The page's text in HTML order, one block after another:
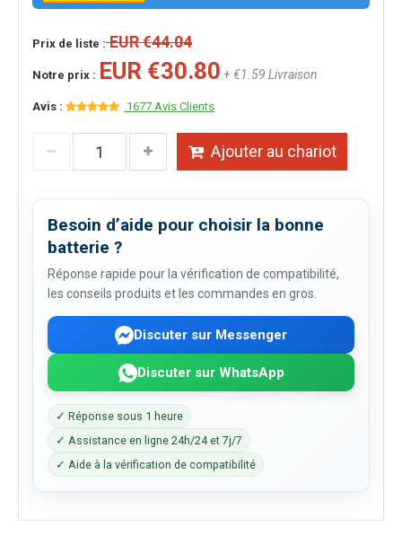
Prix de liste :EUR €44.04
Notre prix : EUR €30.80 + €1.59 Livraison
Avis : 1677 Avis Clients
Ajouter au chariot
Besoin d’aide pour choisir la bonne
batterie ?
Réponse rapide pour la vérification de compatibilité,
les conseils produits et les commandes en gros.
Discuter sur Messenger
Discuter sur WhatsApp
✓ Réponse sous 1 heure
✓ Assistance en ligne 24h/24 et 7j/7
✓ Aide à la vérification de compatibilité